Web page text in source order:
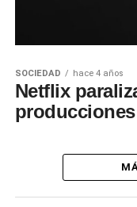
SOCIEDAD hace 4 años
Netflix